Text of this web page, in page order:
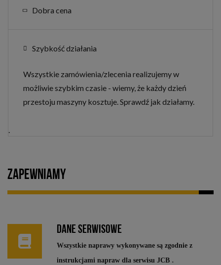
Dobra cena
Szybkość działania
Wszystkie zamówienia/zlecenia realizujemy w
możliwie szybkim czasie - wiemy, że każdy dzień
przestoju maszyny kosztuje. Sprawdź jak działamy.
Zapewniamy
Dane serwisowe
Wszystkie naprawy wykonywane są zgodnie z
instrukcjami napraw dla serwisu JCB .